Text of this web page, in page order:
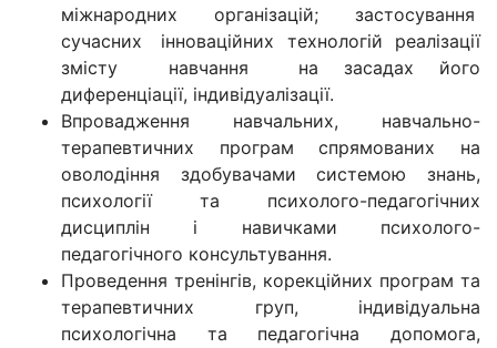
міжнародних організацій; застосування
сучасних інноваційних технологій реалізації
змісту навчання на засадах його
диференціації, індивідуалізації.
Впровадження навчальних, навчально-
терапевтичних програм спрямованих на
оволодіння здобувачами системою знань,
психології та психолого-педагогічних
дисциплін і навичками психолого-
педагогічного консультування.
Проведення тренінгів, корекційних програм та
терапевтичних груп, індивідуальна
психологічна та педагогічна допомога,